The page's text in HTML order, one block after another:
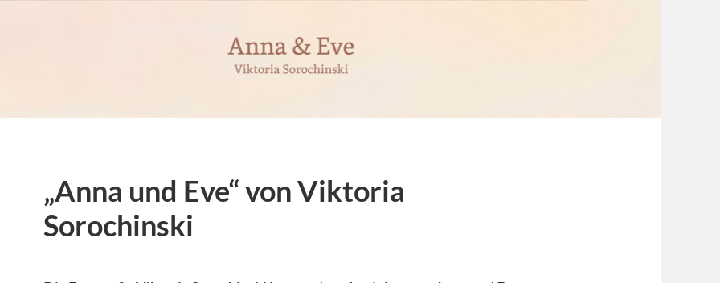
„Anna und Eve“ von Viktoria
Sorochinski